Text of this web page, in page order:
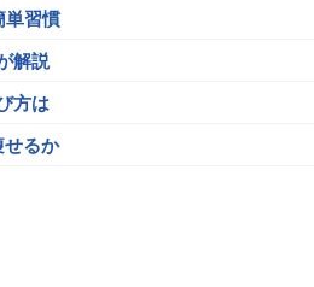
単習慣
解説
方は
るか